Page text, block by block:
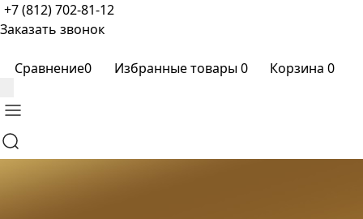
+7 (812) 702-81-12
Заказать звонок
Сравнение0 Избранные товары0 Корзина 0